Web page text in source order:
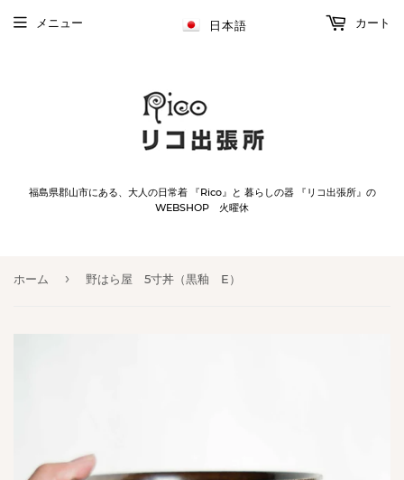
福島県郡山市にある、大人の日常着 『Rico』と 暮らしの器 『リコ出張所』の
WEBSHOP 火曜休
日本語
メニュー カート
ホーム › 野はら屋 5寸丼（黒釉 E）